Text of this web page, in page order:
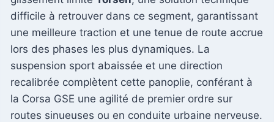
difficile à retrouver dans ce segment, garantissant
une meilleure traction et une tenue de route accrue
lors des phases les plus dynamiques. La
suspension sport abaissée et une direction
recalibrée complètent cette panoplie, conférant à
la Corsa GSE une agilité de premier ordre sur
routes sinueuses ou en conduite urbaine nerveuse.